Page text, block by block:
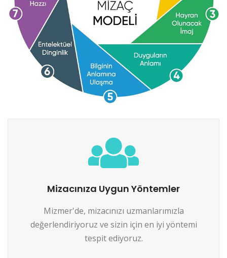
Mizacınıza Uygun Yöntemler
Mizmer'de, mizacınızı uzmanlarımızla
değerlendiriyoruz ve sizin için en iyi yöntemi
tespit ediyoruz.